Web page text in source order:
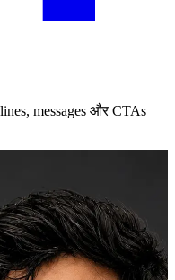
messages और CTAs